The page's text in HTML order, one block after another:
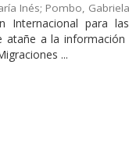
Inés; Pombo,
Internacional para
atañe a la
...